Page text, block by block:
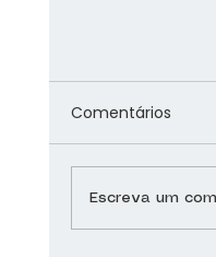
Comentários
Escreva um